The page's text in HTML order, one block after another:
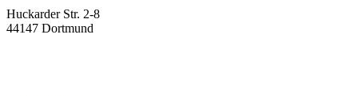
Huckarder Str. 2-8
44147 Dortmund